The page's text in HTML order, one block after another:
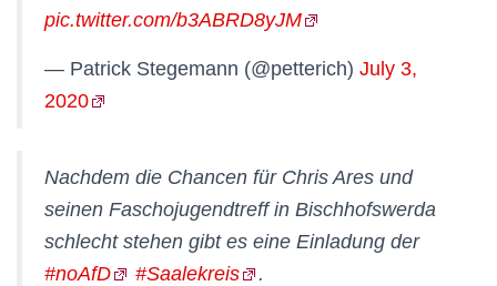
pic.twitter.com/b3ABRD8yJM
— Patrick Stegemann (@petterich) July 3,
2020
Nachdem die Chancen für Chris Ares und
seinen Faschojugendtreff in Bischhofswerda
schlecht stehen gibt es eine Einladung der
#noAfD
#Saalekreis
.